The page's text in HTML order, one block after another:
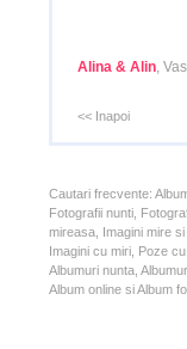
Alina & Alin,
<< Inapoi
Cautari frecvente:
Fotografii nunti,
mireasa, Imagini mire
Imagini cu miri, Poze
Albumuri nunta,
Album online si Album